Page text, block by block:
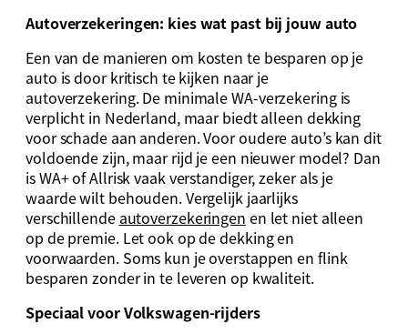
Autoverzekeringen: kies wat past bij jouw auto
Een van de manieren om kosten te besparen op je
auto is door kritisch te kijken naar je
autoverzekering. De minimale WA-verzekering is
verplicht in Nederland, maar biedt alleen dekking
voor schade aan anderen. Voor oudere auto’s kan dit
voldoende zijn, maar rijd je een nieuwer model? Dan
is WA+ of Allrisk vaak verstandiger, zeker als je
waarde wilt behouden. Vergelijk jaarlijks
verschillende autoverzekeringen en let niet alleen
op de premie. Let ook op de dekking en
voorwaarden. Soms kun je overstappen en flink
besparen zonder in te leveren op kwaliteit.
Speciaal voor Volkswagen-rijders